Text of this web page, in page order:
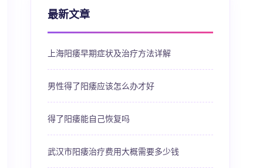
最新文章
上海阳痿早期症状及治疗方法详解
男性得了阳痿应该怎么办才好
得了阳痿能自己恢复吗
武汉市阳痿治疗费用大概需要多少钱